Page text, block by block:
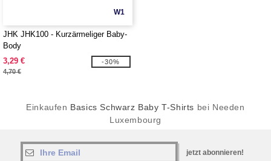
W1
JHK JHK100 - Kurzärmeliger Baby-
Body
3,29 €
4,70 €
-30%
Einkaufen Basics Schwarz Baby T-Shirts bei Needen
Luxembourg
jetzt abonnieren!